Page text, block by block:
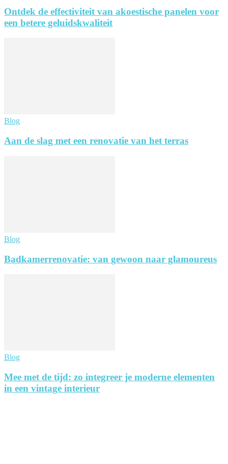
Ontdek de effectiviteit van akoestische panelen voor
een betere geluidskwaliteit
Blog
Aan de slag met een renovatie van het terras
Blog
Badkamerrenovatie: van gewoon naar glamoureus
Blog
Mee met de tijd: zo integreer je moderne elementen
in een vintage interieur